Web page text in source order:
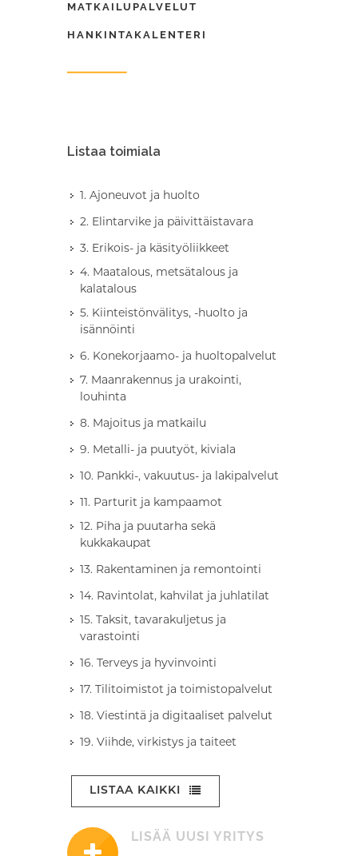
MATKAILUPALVELUT
HANKINTAKALENTERI
Listaa toimiala
1. Ajoneuvot ja huolto
2. Elintarvike ja päivittäistavara
3. Erikois- ja käsityöliikkeet
4. Maatalous, metsätalous ja
kalatalous
5. Kiinteistönvälitys, -huolto ja
isännöinti
6. Konekorjaamo- ja huoltopalvelut
7. Maanrakennus ja urakointi,
louhinta
8. Majoitus ja matkailu
9. Metalli- ja puutyöt, kiviala
10. Pankki-, vakuutus- ja lakipalvelut
11. Parturit ja kampaamot
12. Piha ja puutarha sekä
kukkakaupat
13. Rakentaminen ja remontointi
14. Ravintolat, kahvilat ja juhlatilat
15. Taksit, tavarakuljetus ja
varastointi
16. Terveys ja hyvinvointi
17. Tilitoimistot ja toimistopalvelut
18. Viestintä ja digitaaliset palvelut
19. Viihde, virkistys ja taiteet
LISTAA KAIKKI
LISÄÄ UUSI YRITYS